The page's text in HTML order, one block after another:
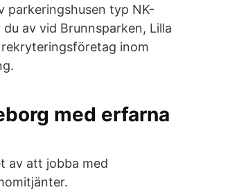
parkeringshusen typ NK-
av vid Brunnsparken, Lilla
inom
med erfarna
av att jobba med